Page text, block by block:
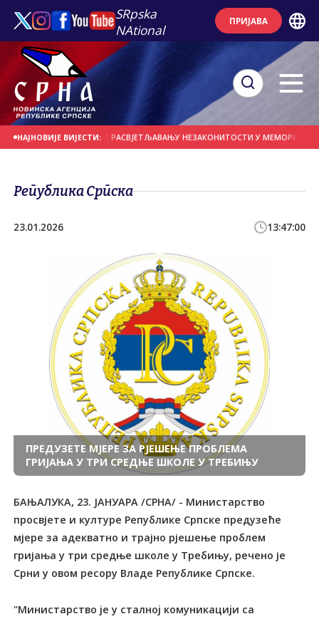
SRpska
NAtional
ПРИЈАВА
НАЈНОВИЈЕ ВИЈЕСТИ:
И МУП-у У РАСВЈЕТЉАВАЊУ НЕЗАКОНИТОСТИ У МЕМОРИЈАЛНОМ
Република Српска
23.01.2026 13:47:00
ПРЕДУЗЕТЕ МЈЕРЕ ЗА РЈЕШЕЊЕ ПРОБЛЕМА
ГРИЈАЊА У ТРИ СРЕДЊЕ ШКОЛЕ У ТРЕБИЊУ
БАЊАЛУКА, 23. ЈАНУАРА /СРНА/ - Министарство
просвјете и културе Републике Српске предузеће
мјере за адекватно и трајно рјешење проблем
гријања у три средње школе у Требињу, речено је
Срни у овом ресору Владе Републике Српске.
"Mинистaрствo je у стaлнoj кoмуникaциjи сa